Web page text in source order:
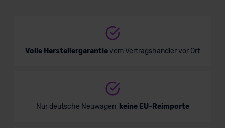
Volle Herstellergarantievom Vertragshändler vor Ort
Nur deutsche Neuwagen, keine EU-Reimporte